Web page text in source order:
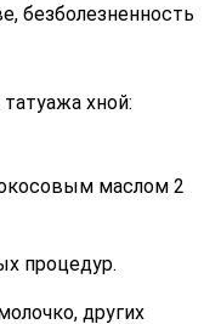
безболезненность
хной:
маслом 2
процедур.
других